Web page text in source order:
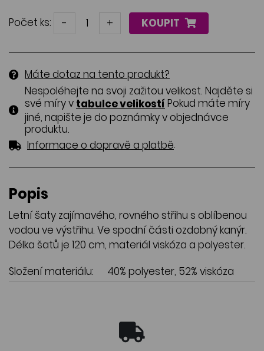
Počet ks: - + KOUPIT
Máte dotaz na tento produkt?
Nespoléhejte na svoji zažitou velikost. Najděte si
své míry v tabulce velikostí Pokud máte míry
jiné, napište je do poznámky v objednávce
produktu.
Informace o dopravě a platbě.
Popis
Letní šaty zajímavého, rovného střihu s oblíbenou
vodou ve výstřihu. Ve spodní části ozdobný kanýr.
Délka šatů je 120 cm, materiál viskóza a polyester.
Složení materiálu:
40% polyester, 52% viskóza